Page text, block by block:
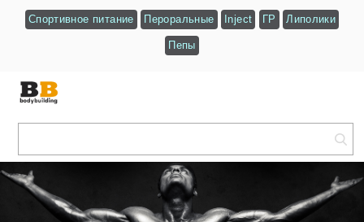
Спортивное питание Пероральные Inject ГР Липолики
Пепы